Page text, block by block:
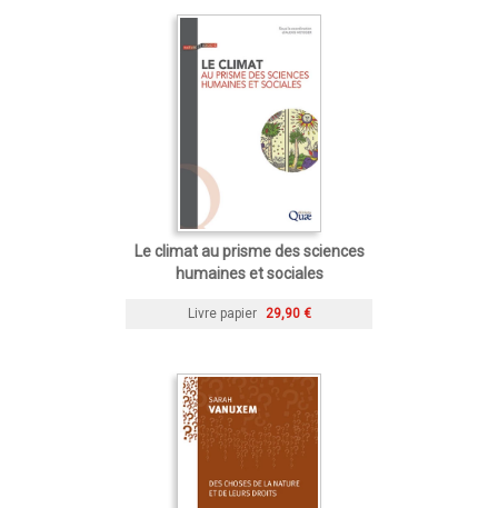
Le climat au prisme des sciences
humaines et sociales
Livre papier 29,90 €